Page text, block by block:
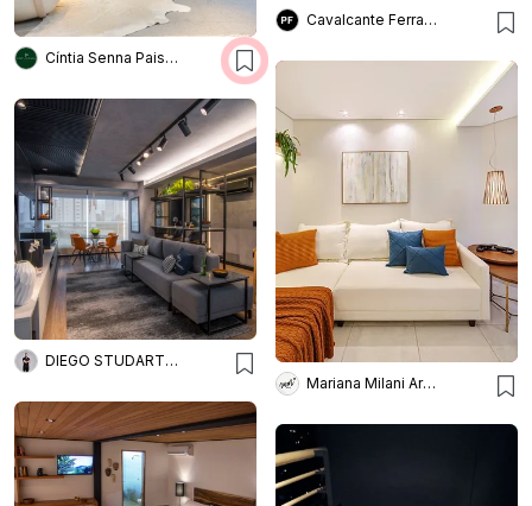
Cavalcante Ferraz Arquitetura + Design
Cíntia Senna Paisagismo
Mariana Milani Arquitetura
DIEGO STUDART ARQUITETURA